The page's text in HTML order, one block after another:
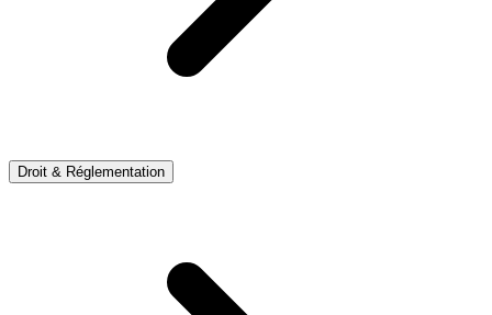
Droit & Réglementation